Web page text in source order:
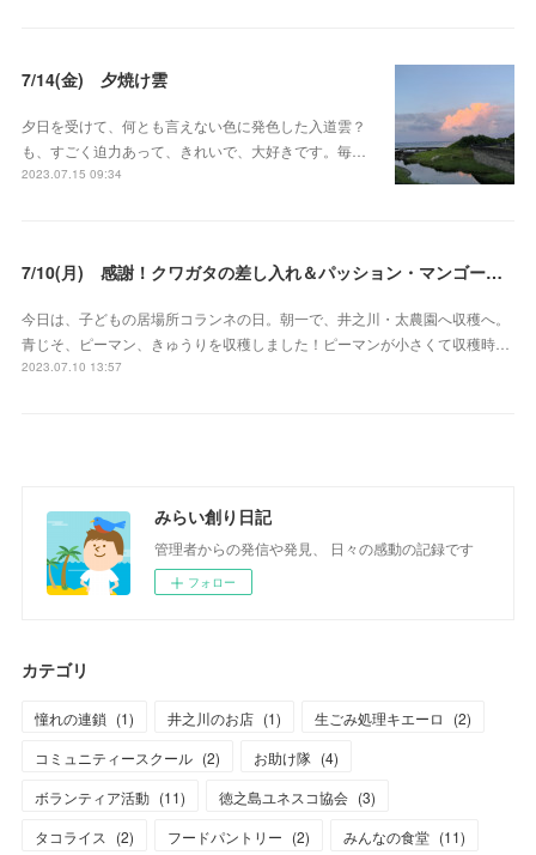
7/14(金) 夕焼け雲
夕日を受けて、何とも言えない色に発色した入道雲？
も、すごく迫力あって、きれいで、大好きです。毎…
2023.07.15 09:34
7/10(月) 感謝！クワガタの差し入れ＆パッション・マンゴーの差し入れ
今日は、子どもの居場所コランネの日。朝一で、井之川・太農園へ収穫へ。
青じそ、ピーマン、きゅうりを収穫しました！ピーマンが小さくて収穫時…
2023.07.10 13:57
みらい創り日記
管理者からの発信や発見、 日々の感動の記録です
フォロー
カテゴリ
憧れの連鎖 (1) 井之川のお店 (1) 生ごみ処理キエーロ (2)
コミュニティースクール (2) お助け隊 (4)
ボランティア活動 (11) 徳之島ユネスコ協会 (3)
タコライス
(2) フードパントリー (2) みんなの食堂 (11)